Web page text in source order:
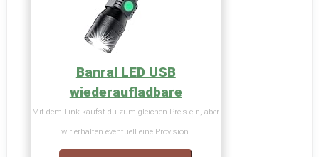
Banral LED USB
wiederaufladbare
Mit dem Link kaufst du zum gleichen Preis ein, aber
wir erhalten eventuell eine Provision.